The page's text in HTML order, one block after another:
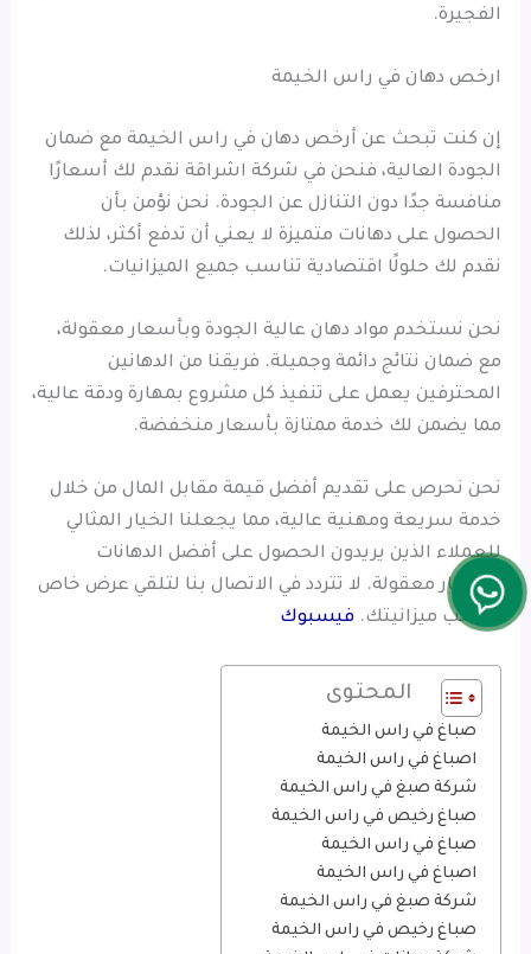
الفجيرة.
ارخص دهان في راس الخيمة
إن كنت تبحث عن أرخص دهان في راس الخيمة مع ضمان
الجودة العالية، فنحن في شركة اشراقة نقدم لك أسعارًا
منافسة جدًا دون التنازل عن الجودة. نحن نؤمن بأن
الحصول على دهانات متميزة لا يعني أن تدفع أكثر، لذلك
نقدم لك حلولًا اقتصادية تناسب جميع الميزانيات.
نحن نستخدم مواد دهان عالية الجودة وبأسعار معقولة،
مع ضمان نتائج دائمة وجميلة. فريقنا من الدهانين
المحترفين يعمل على تنفيذ كل مشروع بمهارة ودقة عالية،
مما يضمن لك خدمة ممتازة بأسعار منخفضة.
نحن نحرص على تقديم أفضل قيمة مقابل المال من خلال
خدمة سريعة ومهنية عالية، مما يجعلنا الخيار المثالي
للعملاء الذين يريدون الحصول على أفضل الدهانات
بأسعار معقولة. لا تتردد في الاتصال بنا لتلقي عرض خاص
يناسب ميزانيتك.فيسبوك
المحتوى
صباغ في راس الخيمة
اصباغ في راس الخيمة
شركة صبغ في راس الخيمة
صباغ رخيص في راس الخيمة
صباغ في راس الخيمة
اصباغ في راس الخيمة
شركة صبغ في راس الخيمة
صباغ رخيص في راس الخيمة